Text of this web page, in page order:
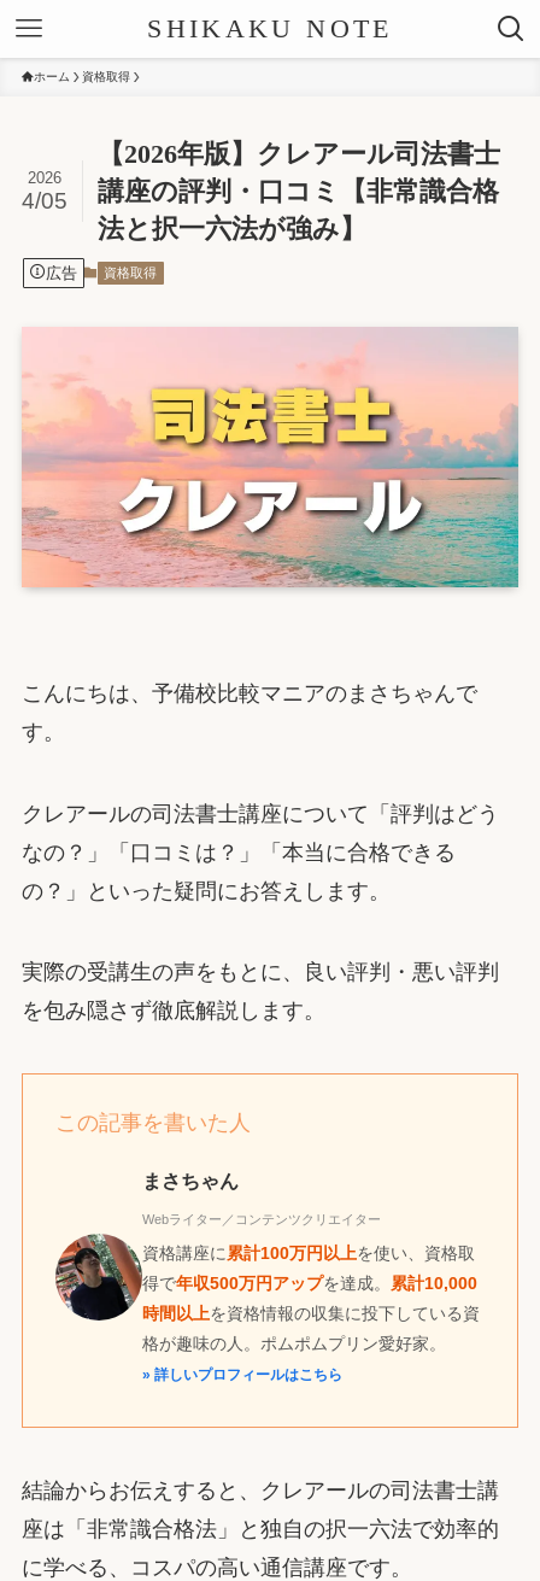
SHIKAKU NOTE
ホーム 資格取得
【2026年版】クレアール司法書士
講座の評判・口コミ【非常識合格
法と択一六法が強み】
2026
4/05
広告 資格取得
こんにちは、予備校比較マニアのまさちゃんで
す。
クレアールの司法書士講座について「評判はどう
なの？」「口コミは？」「本当に合格できる
の？」といった疑問にお答えします。
実際の受講生の声をもとに、良い評判・悪い評判
を包み隠さず徹底解説します。
この記事を書いた人
まさちゃん
Webライター／コンテンツクリエイター
資格講座に累計100万円以上を使い、資格取
得で年収500万円アップを達成。 累計10,000
時間以上を資格情報の収集に投下している資
格が趣味の人。ポムポムプリン愛好家。
» 詳しいプロフィールはこちら
結論からお伝えすると、クレアールの司法書士講
座は「非常識合格法」と独自の択一六法で効率的
に学べる、コスパの高い通信講座です。